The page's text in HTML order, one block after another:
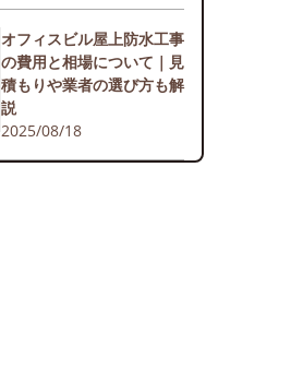
オフィスビル屋上防水工事
の費用と相場について｜見
積もりや業者の選び方も解
説
2025/08/18